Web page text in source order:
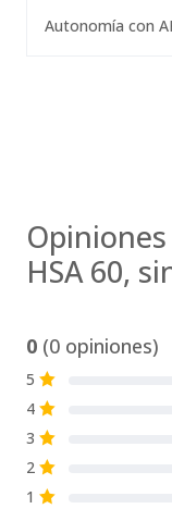
Autonomía con
HSA 60,
0 (0 opiniones)
5 S
4 S
3 S
2 S
1 S